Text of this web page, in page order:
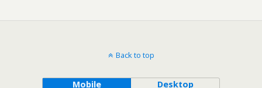
Back to top
Mobile Desktop